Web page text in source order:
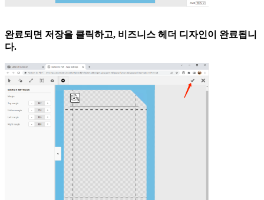
완료되면 저장을 클릭하고, 비즈니스 헤더 디자인이 완료됩니
다.